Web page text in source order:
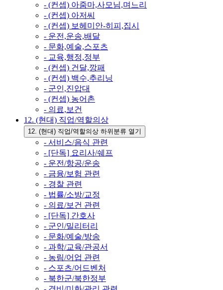
- (컨셉) 아줌마,사모님,며느리
- (컨셉) 아저씨
- (컨셉) 보헤미안-히피,집시
- 운전,운송,배달
- 문화,예술,스포츠
- 교육,행정,정부
- (컨셉) 건달,깡패
- (컨셉) 백수,추리닝
- 군인,진압대
- (컨셉) 농어촌
- 의료,보건
12. (현대) 직업/역할의상
12. (현대) 직업/역할의상 하위분류 열기
- 서비스/음식 관련
- [단독] 요리사/쉐프
- 운전/항공/운송
- 금융/보험 관련
- 경찰 관련
- 법률/소방/교정
- 의료/보건 관련
- [단독] 간호사
- 군인/밀리터리
- 문화/예술/방송
- 과학/교육/관공서
- 농림/어업 관련
- 스포츠/어드벤처
- 북한군/북한정부